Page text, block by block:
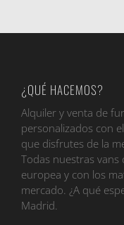
¿QUÉ HACEMOS?
Alquiler y venta de
personalizados con
que disfrutes de la
Todas nuestras
europea y con los
mercado. ¿A qué
Madrid.